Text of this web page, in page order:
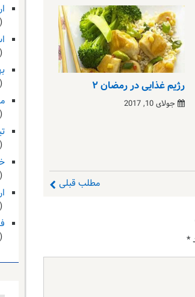
رژیم غذایی در رمضان ۲
جولای 10, 2017
مطلب قبلی
*
(۶)
(۳)
(۳)
(۶)